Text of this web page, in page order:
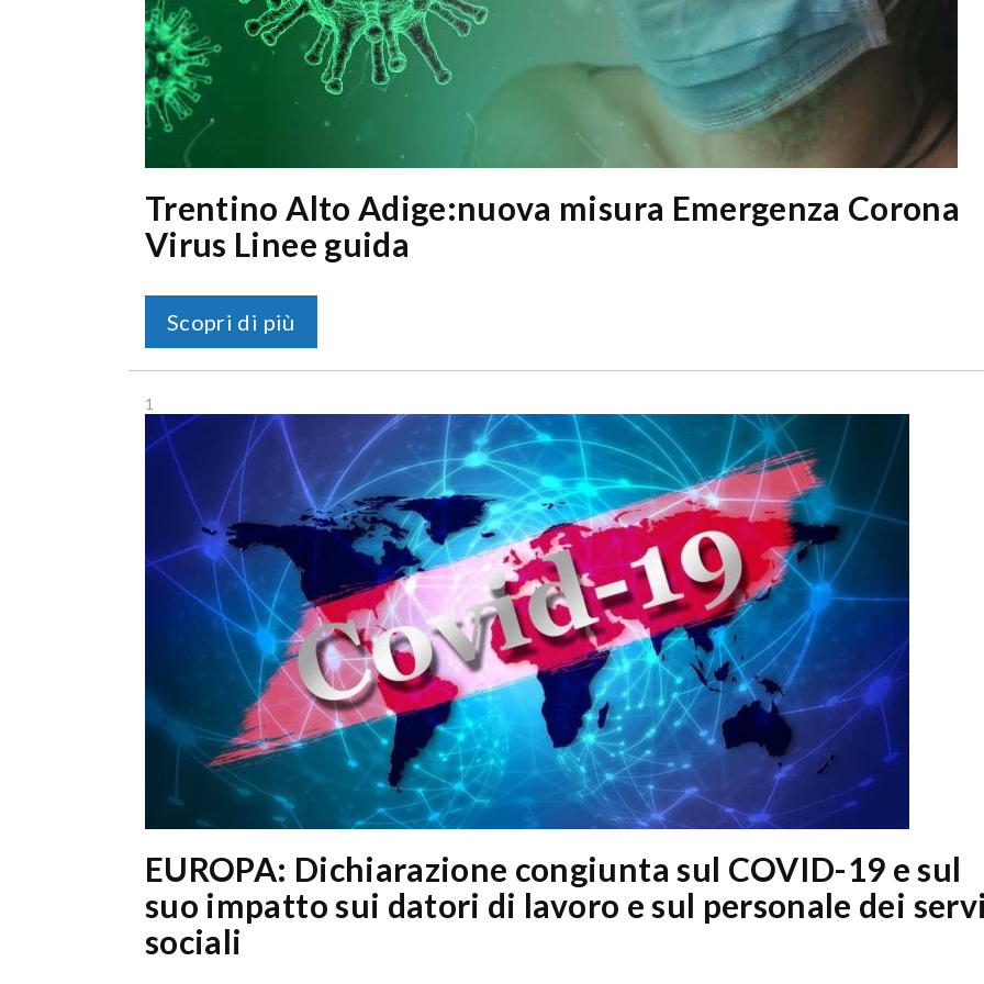
Trentino Alto Adige:nuova misura Emergenza Corona
Virus Linee guida
Scopri di più
1
EUROPA: Dichiarazione congiunta sul COVID-19 e sul
suo impatto sui datori di lavoro e sul personale dei
sociali